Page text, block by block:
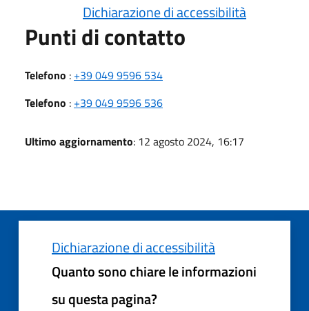
Dichiarazione di accessibilità
Punti di contatto
Telefono : +39 049 9596 534
Telefono : +39 049 9596 536
Ultimo aggiornamento: 12 agosto 2024, 16:17
Dichiarazione di accessibilità
Quanto sono chiare le informazioni
su questa pagina?